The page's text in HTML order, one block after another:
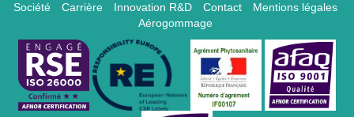
Société Carrière Innovation R&D Contact
Mentions légales
Aérogommage